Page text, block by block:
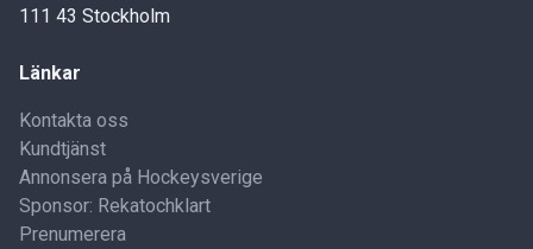
111 43 Stockholm
Länkar
Kontakta oss
Kundtjänst
Annonsera på Hockeysverige
Sponsor: Rekatochklart
Prenumerera